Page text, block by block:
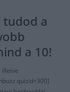
tudod a
a 10!
illetve
quizid=300]